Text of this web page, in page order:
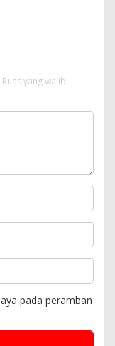
Ruas yang wajib
pada peramban